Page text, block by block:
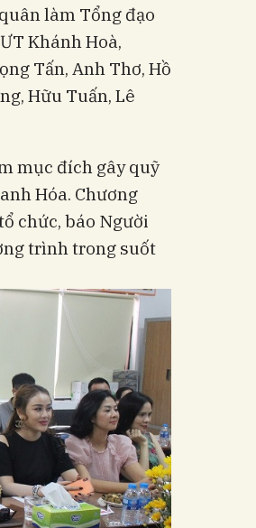
làm Tổng đạo
Khánh Hoà,
Tấn, Anh Thơ, Hồ
Hữu Tuấn, Lê
mục đích gây quỹ
Hóa. Chương
chức, báo Người
trình trong suốt